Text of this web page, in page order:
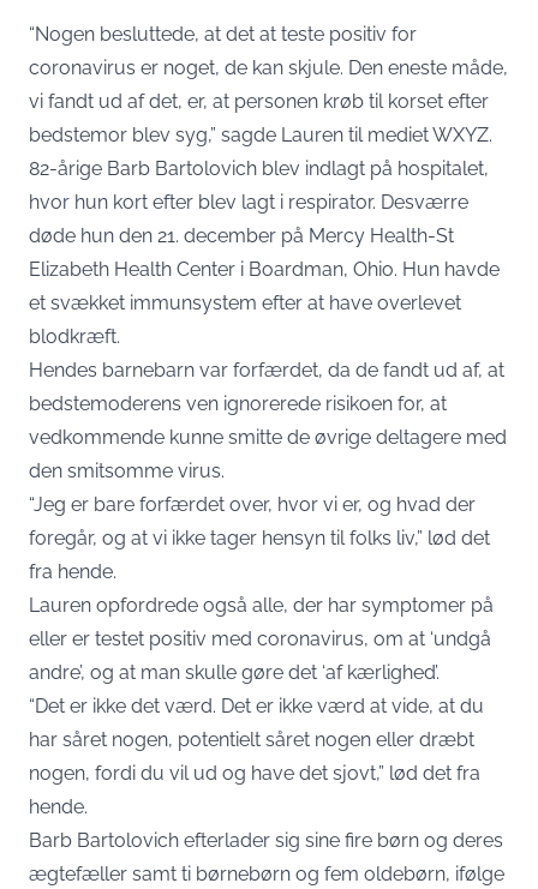
“Nogen besluttede, at det at teste positiv for
coronavirus er noget, de kan skjule. Den eneste måde,
vi fandt ud af det, er, at personen krøb til korset efter
bedstemor blev syg,” sagde Lauren til mediet WXYZ.
82-årige Barb Bartolovich blev indlagt på hospitalet,
hvor hun kort efter blev lagt i respirator. Desværre
døde hun den 21. december på Mercy Health-St
Elizabeth Health Center i Boardman, Ohio. Hun havde
et svækket immunsystem efter at have overlevet
blodkræft.
Hendes barnebarn var forfærdet, da de fandt ud af, at
bedstemoderens ven ignorerede risikoen for, at
vedkommende kunne smitte de øvrige deltagere med
den smitsomme virus.
“Jeg er bare forfærdet over, hvor vi er, og hvad der
foregår, og at vi ikke tager hensyn til folks liv,” lød det
fra hende.
Lauren opfordrede også alle, der har symptomer på
eller er testet positiv med coronavirus, om at ‘undgå
andre’, og at man skulle gøre det ‘af kærlighed’.
“Det er ikke det værd. Det er ikke værd at vide, at du
har såret nogen, potentielt såret nogen eller dræbt
nogen, fordi du vil ud og have det sjovt,” lød det fra
hende.
Barb Bartolovich efterlader sig sine fire børn og deres
ægtefæller samt ti børnebørn og fem oldebørn, ifølge